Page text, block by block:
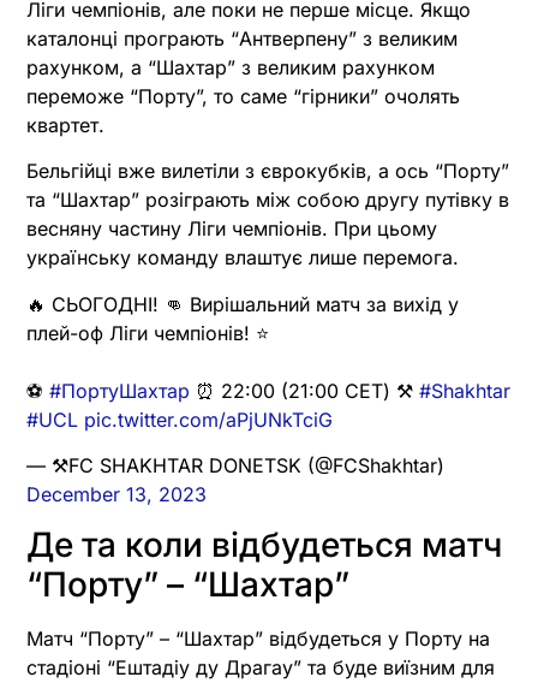
Ліги чемпіонів, але поки не перше місце. Якщо
каталонці програють “Антверпену” з великим
рахунком, а “Шахтар” з великим рахунком
переможе “Порту”, то саме “гірники” очолять
квартет.
Бельгійці вже вилетіли з єврокубків, а ось “Порту”
та “Шахтар” розіграють між собою другу путівку в
весняну частину Ліги чемпіонів. При цьому
українську команду влаштує лише перемога.
🔥 СЬОГОДНІ! 👊 Вирішальний матч за вихід у
плей-оф Ліги чемпіонів! ⭐️
⚽️ #ПортуШахтар ⏰ 22:00 (21:00 CET) ⚒ #Shakhtar
#UCL pic.twitter.com/aPjUNkTciG
— ⚒FC SHAKHTAR DONETSK (@FCShakhtar)
December 13, 2023
Де та коли відбудеться матч
“Порту” – “Шахтар”
Матч “Порту” – “Шахтар” відбудеться у Порту на
стадіоні “Ештадіу ду Драгау” та буде виїзним для